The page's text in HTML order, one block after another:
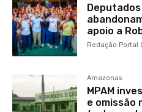
apoio a
Redação Portal
Amazonas
MPAM
e omissão